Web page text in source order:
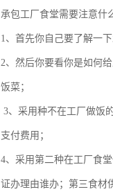
承包工厂食堂需要注意什
1、首先你自己要了解一
2、然后你要看你是如何
饭菜；
3、采用种不在工厂做饭
支付费用；
4、采用第二种在工厂食
证办理由谁办；第三食材